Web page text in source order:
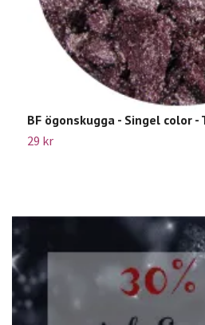
BF ögonskugga - Singel color
29 kr